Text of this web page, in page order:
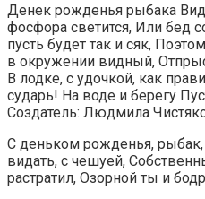
Денек рожденья рыбака
фосфора светится, Или бед
пусть будет так и сяк,
в окружении видный,
В лодке, с удочкой, как
сударь! На воде и берегу
Создатель: Людмила
С деньком рожденья,
видать, с чешуей,
растратил, Озорной ты и